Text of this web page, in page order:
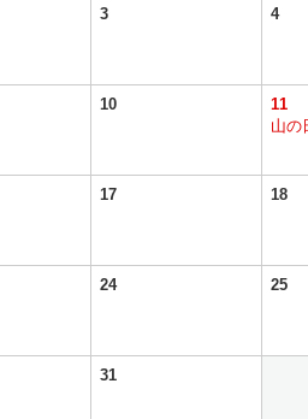
3 4
10
11
山の
17 18
24 25
31